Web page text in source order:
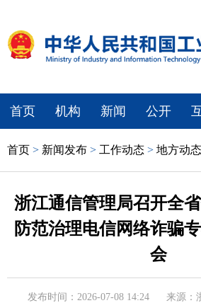
首页 机构 新闻 公开
首页 > 新闻发布 > 工作动态 > 地方动态
浙江通信管理局召开全
防范治理电信网络诈骗
会
发布时间：2026-07-08 14:24 来源：